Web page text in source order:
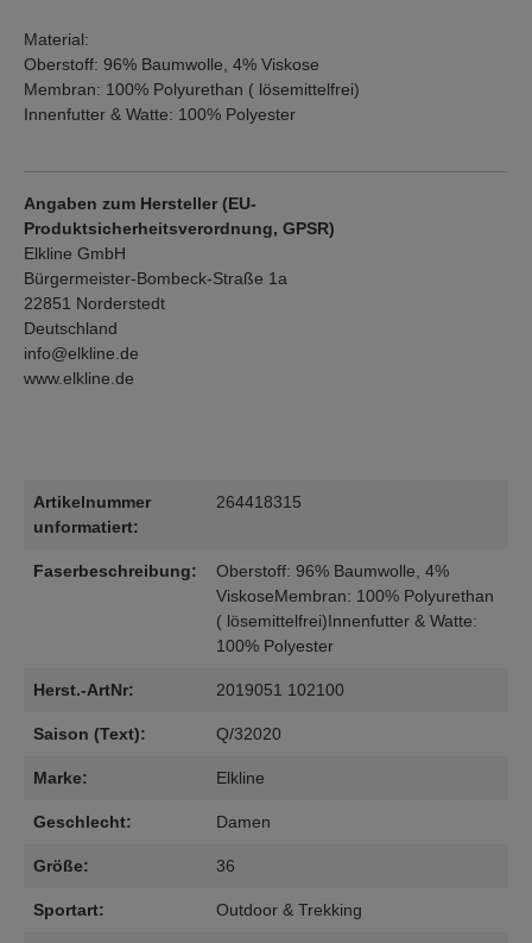
Material:
Oberstoff: 96% Baumwolle, 4% Viskose
Membran: 100% Polyurethan ( lösemittelfrei)
Innenfutter & Watte: 100% Polyester
Angaben zum Hersteller (EU-
Produktsicherheitsverordnung, GPSR)
Elkline GmbH
Bürgermeister-Bombeck-Straße 1a
22851 Norderstedt
Deutschland
info@elkline.de
www.elkline.de
Artikelnummer
unformatiert:
264418315
Faserbeschreibung:
Oberstoff: 96% Baumwolle, 4%
ViskoseMembran: 100% Polyurethan
( lösemittelfrei)Innenfutter & Watte:
100% Polyester
Herst.-ArtNr: 2019051 102100
Saison (Text): Q/32020
Marke: Elkline
Geschlecht: Damen
Größe: 36
Sportart: Outdoor & Trekking